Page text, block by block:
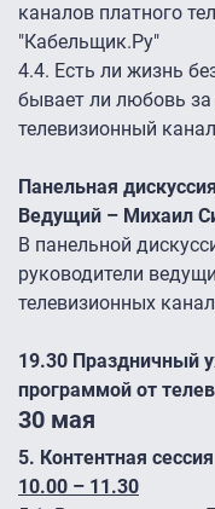
каналов платного
"Кабельщик.Ру"
4.4. Есть ли жизнь
бывает ли любовь за
телевизионный
Панельная дискуссия
Ведущий – Михаил
В панельной
руководители
телевизионных
19.30 Праздничный
программой от
30 мая
5. Контентная сессия
10.00 – 11.30